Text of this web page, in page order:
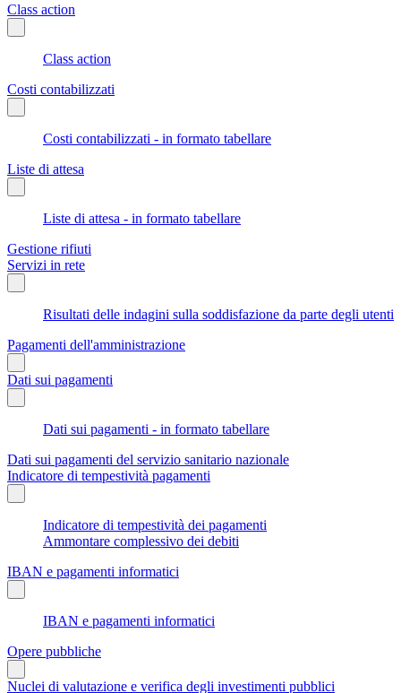
Class action
Class action
Costi contabilizzati
Costi contabilizzati - in formato tabellare
Liste di attesa
Liste di attesa - in formato tabellare
Gestione rifiuti
Servizi in rete
Risultati delle indagini sulla soddisfazione da parte degli utenti
Pagamenti dell'amministrazione
Dati sui pagamenti
Dati sui pagamenti - in formato tabellare
Dati sui pagamenti del servizio sanitario nazionale
Indicatore di tempestività pagamenti
Indicatore di tempestività dei pagamenti
Ammontare complessivo dei debiti
IBAN e pagamenti informatici
IBAN e pagamenti informatici
Opere pubbliche
Nuclei di valutazione e verifica degli investimenti pubblici